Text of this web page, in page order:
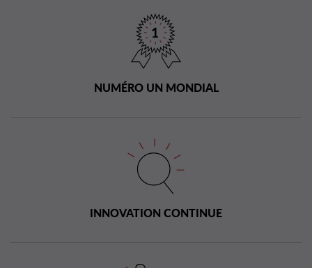
NUMÉRO UN MONDIAL
INNOVATION CONTINUE